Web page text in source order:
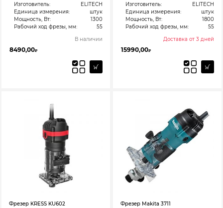
Изготовитель:
ELITECH
Единица измерения:
штук
Мощность, Вт:
1300
Рабочий ход фрезы, мм:
55
В наличии
8490,00₽
Изготовитель:
ELITECH
Единица измерения:
штук
Мощность, Вт:
1800
Рабочий ход фрезы, мм:
55
Доставка от 3 дней
15990,00₽
Фрезер KRESS KU602 Фрезер Makita 3711